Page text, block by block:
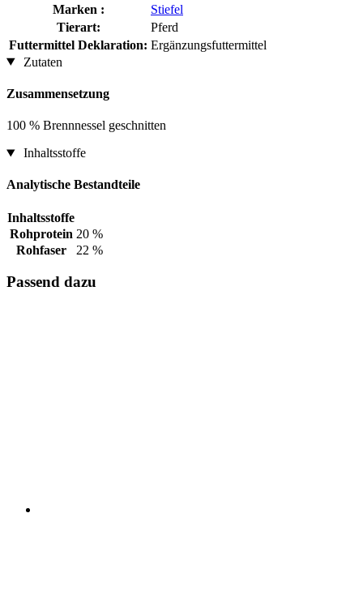
Marken :
Stiefel
Tierart:
Pferd
Futtermittel Deklaration: Ergänzungsfuttermittel
Zutaten
Zusammensetzung
100 % Brennnessel geschnitten
Inhaltsstoffe
Analytische Bestandteile
Inhaltsstoffe
Rohprotein 20 %
Rohfaser
22 %
Passend dazu